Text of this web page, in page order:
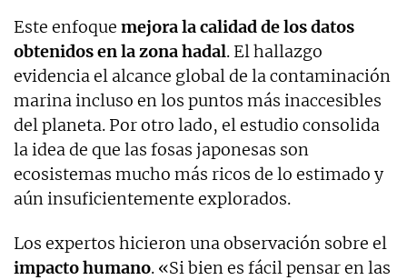
Este enfoque mejora la calidad de los datos
obtenidos en la zona hadal. El hallazgo
evidencia el alcance global de la contaminación
marina incluso en los puntos más inaccesibles
del planeta. Por otro lado, el estudio consolida
la idea de que las fosas japonesas son
ecosistemas mucho más ricos de lo estimado y
aún insuficientemente explorados.
Los expertos hicieron una observación sobre el
impacto humano. «Si bien es fácil pensar en las